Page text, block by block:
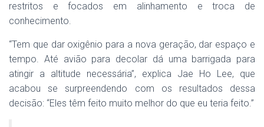
restritos e focados em alinhamento e troca de
conhecimento.
“Tem que dar oxigênio para a nova geração, dar espaço e
tempo. Até avião para decolar dá uma barrigada para
atingir a altitude necessária”, explica Jae Ho Lee, que
acabou se surpreendendo com os resultados dessa
decisão: “Eles têm feito muito melhor do que eu teria feito.”